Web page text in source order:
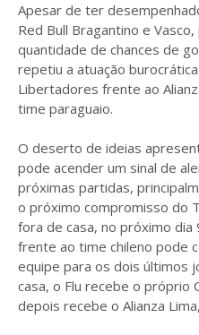
Apesar de ter
Red Bull Bragantino e
quantidade de chances de
repetiu a atuação
Libertadores frente ao
time paraguaio.
O deserto de ideias
pode acender um sinal de
próximas partidas,
o próximo compromisso do
fora de casa, no próximo
frente ao time chileno pode
equipe para os dois últimos
casa, o Flu recebe o próprio
depois recebe o Alianza